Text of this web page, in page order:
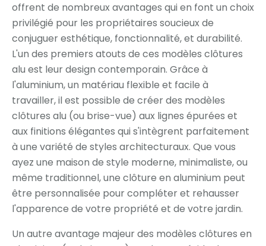
offrent de nombreux avantages qui en font un choix
privilégié pour les propriétaires soucieux de
conjuguer esthétique, fonctionnalité, et durabilité.
L'un des premiers atouts de ces modèles clôtures
alu est leur design contemporain. Grâce à
l'aluminium, un matériau flexible et facile à
travailler, il est possible de créer des modèles
clôtures alu (ou brise-vue) aux lignes épurées et
aux finitions élégantes qui s'intègrent parfaitement
à une variété de styles architecturaux. Que vous
ayez une maison de style moderne, minimaliste, ou
même traditionnel, une clôture en aluminium peut
être personnalisée pour compléter et rehausser
l'apparence de votre propriété et de votre jardin.
Un autre avantage majeur des modèles clôtures en